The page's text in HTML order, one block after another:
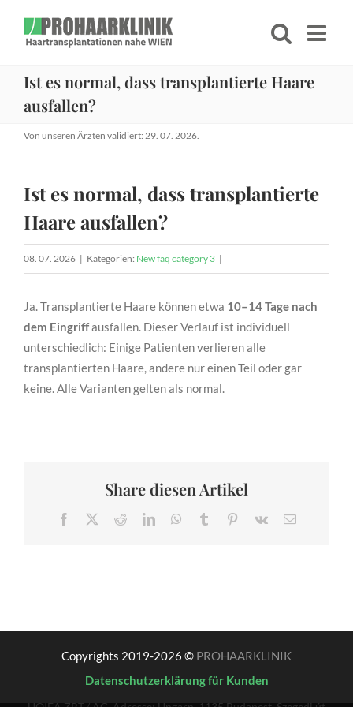
Inhalt
springen
Ist es normal, dass transplantierte Haare
ausfallen?
Von unseren Ärzten validiert: 29. 07. 2026.
Ist es normal, dass transplantierte
Haare ausfallen?
08. 07. 2026 | Kategorien: New faq category 3 |
Ja. Transplantierte Haare können etwa 10–14 Tage nach
dem Eingriffausfallen. Dieser Verlauf ist individuell
unterschiedlich: Einige Patienten verlieren alle
transplantierten Haare, andere nur einen Teil oder gar
keine. Alle Varianten gelten als normal.
Share diesen Artikel
Facebook RedditLinkedInWhatsApp
Tumblr Pinterest
Vk
E-
Copyrights 2019-2026 © PROHAARKLINIK
Datenschutzerklärung für Kunden